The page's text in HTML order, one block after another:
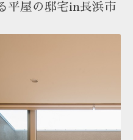
平屋の邸宅in長浜市